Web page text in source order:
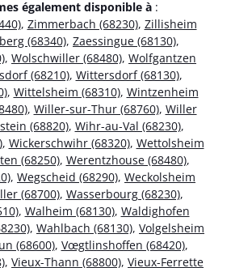
également disponible à :
, Zimmerbach (68230), Zillisheim
(68340), Zaessingue (68130),
, Wolschwiller (68480), Wolfgantzen
(68210), Wittersdorf (68130),
, Wittelsheim (68310), Wintzenheim
, Willer-sur-Thur (68760), Willer
(68820), Wihr-au-Val (68230),
, Wickerschwihr (68320), Wettolsheim
(68250), Werentzhouse (68480),
, Wegscheid (68290), Weckolsheim
(68700), Wasserbourg (68230),
, Walheim (68130), Waldighofen
, Wahlbach (68130), Volgelsheim
(68600), Vœgtlinshoffen (68420),
, Vieux-Thann (68800), Vieux-Ferrette